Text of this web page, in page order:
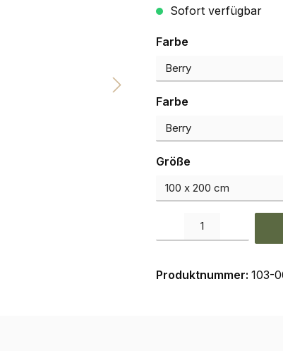
Sofort verfügbar
Farbeauswählen
Farbeauswählen
Größeauswählen
Produkt Anzahl: Gib den
Produktnummer: 103-